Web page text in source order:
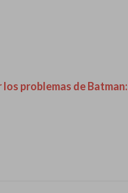
problemas de Batman: